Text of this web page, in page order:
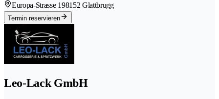
Europa-Strasse 198152 Glattbrugg
Termin reservieren
Leo-Lack GmbH